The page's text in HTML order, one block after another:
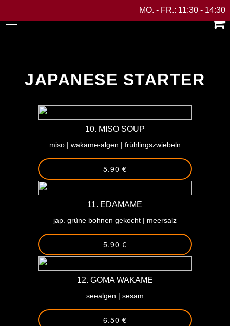
MO. - FR.: 11:30 - 14:30 UHR -
Daizu Ramen
Dumplings
Poki Bowls
Nigiri Sushi
Hoso Maki
Ura Maki
Crunchy Rolls
☰
JAPANESE STARTER
10. MISO SOUP
miso | wakame-algen | frühlingszwiebeln
5.90 €
11. EDAMAME
jap. grüne bohnen gekocht | meersalz
5.90 €
12. GOMA WAKAME
seealgen | sesam
6.50 €